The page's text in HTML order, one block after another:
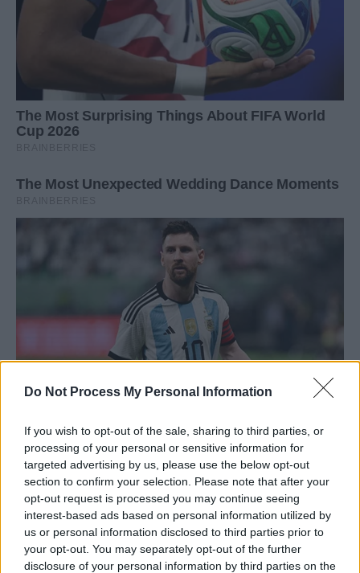
Do Not Process My Personal Information
If you wish to opt-out of the sale, sharing to third parties, or
processing of your personal or sensitive information for
targeted advertising by us, please use the below opt-out
section to confirm your selection. Please note that after your
opt-out request is processed you may continue seeing
interest-based ads based on personal information utilized by
us or personal information disclosed to third parties prior to
your opt-out. You may separately opt-out of the further
disclosure of your personal information by third parties on the